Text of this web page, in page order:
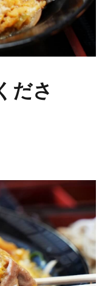
ださ